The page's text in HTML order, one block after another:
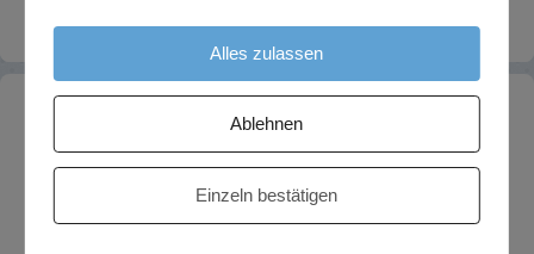
Neues
Umzug meiner Fotoseite 4. August 2023
Nelsis letzte Geschichte 8. Juni 2022
FIP ist heilbar! 22. September 2021
Alles zulassen
Ablehnen
Einzeln bestätigen